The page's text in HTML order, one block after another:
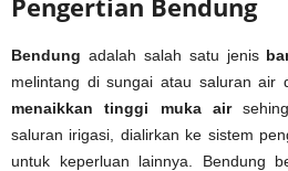
Bendung adalah salah satu jenis
melintang di sungai atau saluran air
menaikkan tinggi muka air
saluran irigasi, dialirkan ke sistem
untuk keperluan lainnya. Bendung